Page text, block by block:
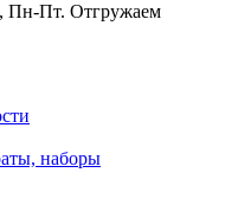
Пн-Пт. Отгружаем
наборы